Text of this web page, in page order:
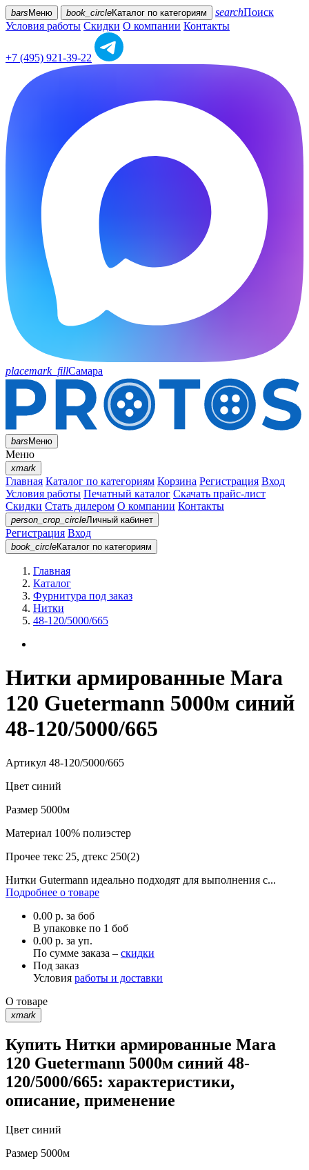
bars Меню book_circleКаталог по категориям searchПоиск
Условия работы Скидки О компании Контакты
+7 (495) 921-39-22
placemark_fillСамара
barsМеню
Меню
xmark
Главная Каталог по категориям Корзина Регистрация Вход
Условия работы Печатный каталог Скачать прайс-лист
Скидки Стать дилером О компании Контакты
person_crop_circleЛичный кабинет
Регистрация Вход
book_circleКаталог по категориям
Главная
Каталог
Фурнитура под заказ
Нитки
48-120/5000/665
Нитки армированные Mara
120 Guetermann 5000м синий
48-120/5000/665
Артикул 48-120/5000/665
Цвет синий
Размер 5000м
Материал 100% полиэстер
Прочее текс 25, дтекс 250(2)
Нитки Gutermann идеально подходят для выполнения с...
Подробнее о товаре
0.00 р. за боб
В упаковке по 1 боб
0.00 р. за уп.
По сумме заказа – скидки
Под заказ
Условия работы и доставки
О товаре
xmark
Купить Нитки армированные Mara
120 Guetermann 5000м синий 48-
120/5000/665: характеристики,
описание, применение
Цвет синий
Размер 5000м